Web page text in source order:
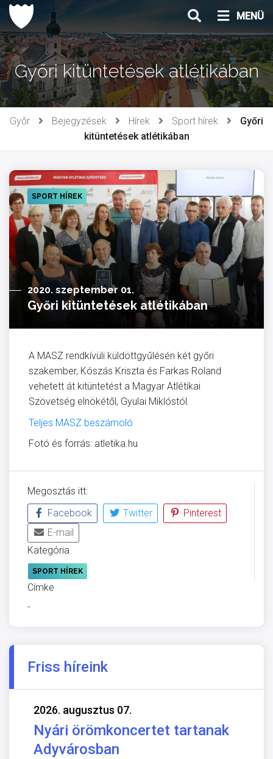
Ugrás
tartalomhoz
MENÜ
Győri kitüntetések atlétikában
Győr Bejegyzések Hírek Sport hírek
Győri
kitüntetések atlétikában
SPORT HÍREK
2020. szeptember 01.
Győri kitüntetések atlétikában
A MASZ rendkívüli küldöttgyűlésén két győri
szakember, Kószás Kriszta és Farkas Roland
vehetett át kitüntetést a Magyar Atlétikai
Szövetség elnökétől, Gyulai Miklóstól.
Teljes MASZ beszámoló
Fotó és forrás: atletika.hu
Megosztás itt:
Facebook
Twitter
Pinterest
E-mail
Kategória
SPORT HÍREK
Címke
-
Friss híreink
2026. augusztus 07.
Nyári örömkoncertet tartanak
Adyvárosban